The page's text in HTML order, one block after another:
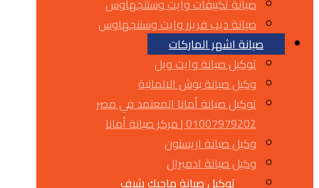
صيانة تكييفات وايت وستنجهاوس
صيانة ديب فريزر وايت وستنجهاوس
صيانة اشهر الماركات
توكيل صيانة وايت ويل
وكيل صيانة بوش الالمانية
توكيل صيانة أمانا المعتمد في مصر
01007979202 | مركز صيانة أمانا
وكيل صيانة اريستون
وكيل صيانة ادميرال
توكيل صيانة ماجيك شيف